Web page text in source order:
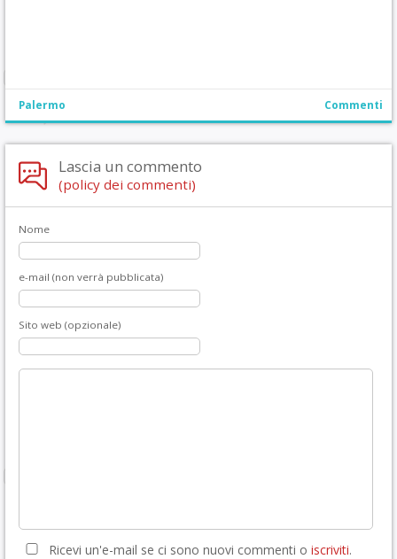
Palermo Commenti
Lascia un commento
(policy dei commenti)
Nome
e-mail (non verrà pubblicata)
Sito web (opzionale)
Ricevi un'e-mail se ci sono nuovi commenti o iscriviti.